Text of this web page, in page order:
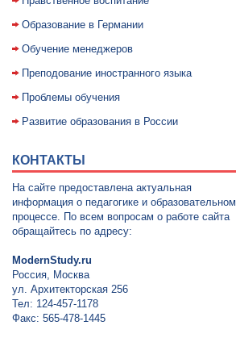
Образование в Германии
Обучение менеджеров
Преподование иностранного языка
Проблемы обучения
Развитие образования в России
КОНТАКТЫ
На сайте предоставлена актуальная
информация о педагогике и образовательном
процессе. По всем вопросам о работе сайта
обращайтесь по адресу:
ModernStudy.ru
Россия, Москва
ул. Архитекторская 256
Тел: 124-457-1178
Факс: 565-478-1445